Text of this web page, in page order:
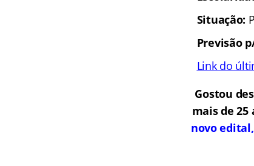
Gostou
mais de 25
novo